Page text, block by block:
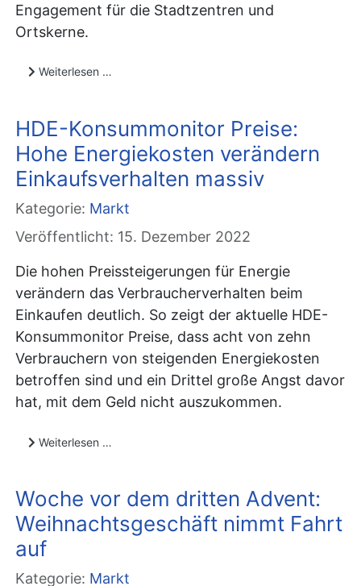
Engagement für die Stadtzentren und
Ortskerne.
Weiterlesen …
HDE-Konsummonitor Preise:
Hohe Energiekosten verändern
Einkaufsverhalten massiv
Kategorie: Markt
Veröffentlicht: 15. Dezember 2022
Die hohen Preissteigerungen für Energie
verändern das Verbraucherverhalten beim
Einkaufen deutlich. So zeigt der aktuelle HDE-
Konsummonitor Preise, dass acht von zehn
Verbrauchern von steigenden Energiekosten
betroffen sind und ein Drittel große Angst davor
hat, mit dem Geld nicht auszukommen.
Weiterlesen …
Woche vor dem dritten Advent:
Weihnachtsgeschäft nimmt Fahrt
auf
Kategorie: Markt